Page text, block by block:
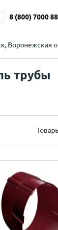
Воронежская
8 (800) 7000
трубы